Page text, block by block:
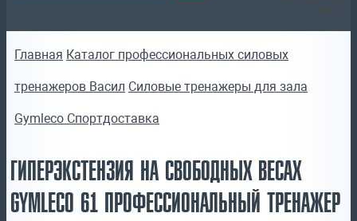
Главная Каталог профессиональных силовых
тренажеров Васил Силовые тренажеры для зала
Gymleco Спортдоставка
ГИПЕРЭКСТЕНЗИЯ НА СВОБОДНЫХ ВЕСАХ
GYMLECO 61 ПРОФЕССИОНАЛЬНЫЙ ТРЕНАЖЕР